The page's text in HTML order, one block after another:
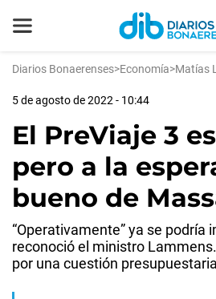
Diarios Bonaerenses>Economía>Matías
5 de agosto de 2022 - 10:44
El PreViaje 3
pero a la
bueno de
“Operativamente” ya se podría
reconoció el ministro
por una cuestión